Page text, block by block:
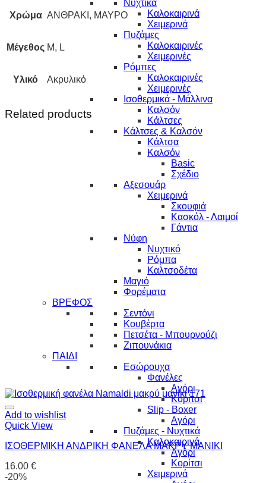
Νυχτικά
Καλοκαιρινά
Χειμερινά
Πυζάμες
Καλοκαιρινές
Χειμερινές
Ρόμπες
Καλοκαιρινές
Χειμερινές
Ισοθερμικά - Μάλλινα
Καλσόν
Κάλτσες
Κάλτσες & Καλσόν
Κάλτσα
Καλσόν
Basic
Σχέδιο
Αξεσουάρ
Χειμερινά
Σκουφιά
Κασκόλ - Λαιμοί
Γάντια
Νύφη
Νυχτικό
Ρόμπα
Καλτσοδέτα
Μαγιό
Φορέματα
ΒΡΕΦΟΣ
Σεντόνι
Κουβέρτα
Πετσέτα - Μπουρνούζι
Ζιπουνάκια
ΠΑΙΔΙ
Εσώρουχα
Φανέλες
Αγόρι
Κορίτσι
Slip - Boxer
Αγόρι
Πυζάμες - Νυχτικά
Καλοκαιρινά
Αγόρι
Κορίτσι
Χειμερινά
Χρώμα ΑΝΘΡΑΚΙ, ΜΑΥΡΟ
Μέγεθος M, L
Υλικό Ακρυλικό
Related products
Add to wishlist
Quick View
ΙΣΟΘΕΡΜΙΚΗ ΑΝΔΡΙΚΗ ΦΑΝΕΛΑ ΜΑΚΡΥ ΜΑΝΙΚΙ
16.00 €
-20%